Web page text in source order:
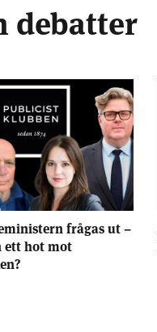
debatter
frågas ut –
hot mot